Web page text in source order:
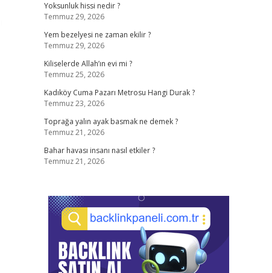
Yoksunluk hissi nedir ?
Temmuz 29, 2026
Yem bezelyesi ne zaman ekilir ?
Temmuz 29, 2026
Kiliselerde Allah’ın evi mi ?
Temmuz 25, 2026
Kadıköy Cuma Pazarı Metrosu Hangi Durak ?
Temmuz 23, 2026
Toprağa yalın ayak basmak ne demek ?
Temmuz 21, 2026
Bahar havası insanı nasıl etkiler ?
Temmuz 21, 2026